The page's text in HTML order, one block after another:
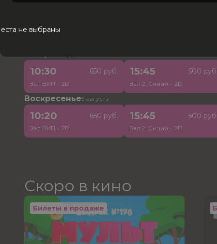
10:20
10:30 650 руб.
Зал ВИП • 2D
15:45 500 руб.
Зал 2, Синий • 2D
Воскресенье9 августа
10:20 650 руб.
Зал ВИП • 2D
15:45 500 руб.
Зал 2, Синий • 2D
Скоро в кино
Билеты в продаже
не выбраны